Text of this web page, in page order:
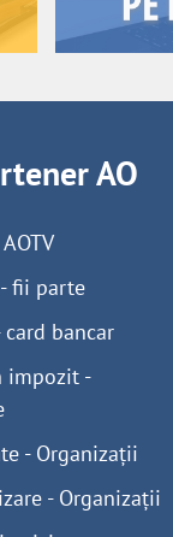
AO
fii parte
bancar
impozit -
- Organizații
- Organizații